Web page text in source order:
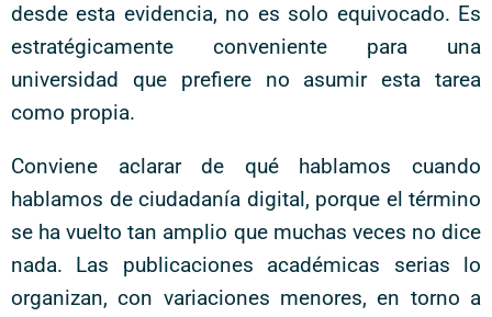
desde esta evidencia, no es solo equivocado. Es
estratégicamente conveniente para una
universidad que prefiere no asumir esta tarea
como propia.
Conviene aclarar de qué hablamos cuando
hablamos de ciudadanía digital, porque el término
se ha vuelto tan amplio que muchas veces no dice
nada. Las publicaciones académicas serias lo
organizan, con variaciones menores, en torno a